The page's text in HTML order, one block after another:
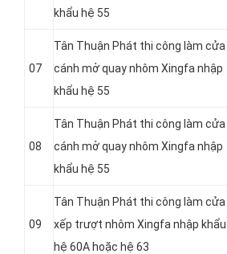
khẩu hệ 55
07
Tân Thuận Phát thi công làm cửa
cánh mở quay nhôm Xingfa nhập
khẩu hệ 55
08
Tân Thuận Phát thi công làm cửa
cánh mở quay nhôm Xingfa nhập
khẩu hệ 55
09
Tân Thuận Phát thi công làm cửa
xếp trượt nhôm Xingfa nhập khẩu
hệ 60A hoặc hệ 63